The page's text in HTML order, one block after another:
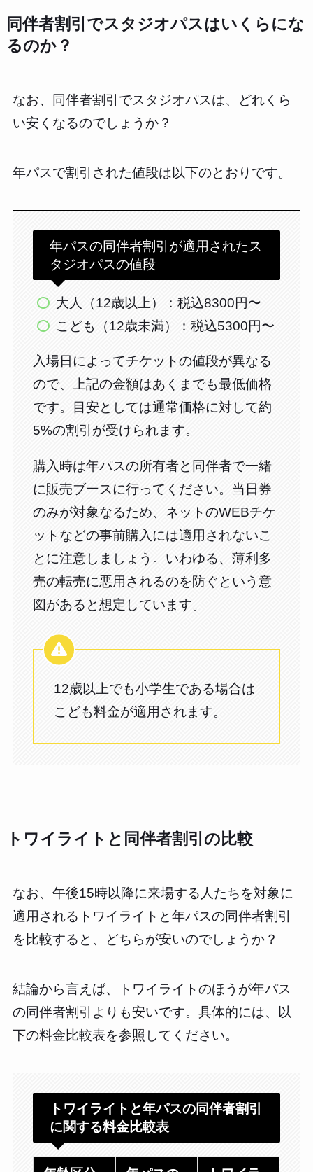
同伴者割引でスタジオパスはいくらにな
るのか？
なお、同伴者割引でスタジオパスは、どれくら
い安くなるのでしょうか？
年パスで割引された値段は以下のとおりです。
年パスの同伴者割引が適用されたス
タジオパスの値段
大人（12歳以上）：税込8300円〜
こども（12歳未満）：税込5300円〜
入場日によってチケットの値段が異なる
ので、上記の金額はあくまでも最低価格
です。目安としては通常価格に対して約
5%の割引が受けられます。
購入時は年パスの所有者と同伴者で一緒
に販売ブースに行ってください。当日券
のみが対象なるため、ネットのWEBチケ
ットなどの事前購入には適用されないこ
とに注意しましょう。いわゆる、薄利多
売の転売に悪用されるのを防ぐという意
図があると想定しています。
12歳以上でも小学生である場合は
こども料金が適用されます。
トワイライトと同伴者割引の比較
なお、午後15時以降に来場する人たちを対象に
適用されるトワイライトと年パスの同伴者割引
を比較すると、どちらが安いのでしょうか？
結論から言えば、トワイライトのほうが年パス
の同伴者割引よりも安いです。具体的には、以
下の料金比較表を参照してください。
トワイライトと年パスの同伴者割引
に関する料金比較表